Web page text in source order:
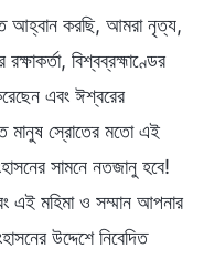
আহ্বান করছি, আমরা নৃত্য,
বিশ্বব্রহ্মাণ্ডের
এবং ঈশ্বরের
মানুষ স্রোতের মতো এই
সামনে নতজানু হবে!
মহিমা ও সম্মান আপনার
উদ্দেশে নিবেদিত